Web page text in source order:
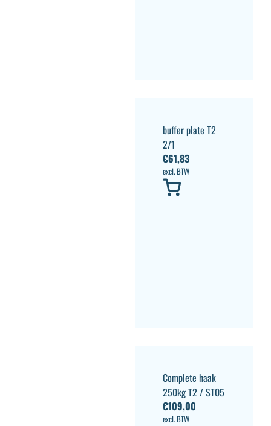
buffer plate T2
2/1
€61,83
excl. BTW
Complete haak
250kg T2 / ST05
€109,00
excl. BTW